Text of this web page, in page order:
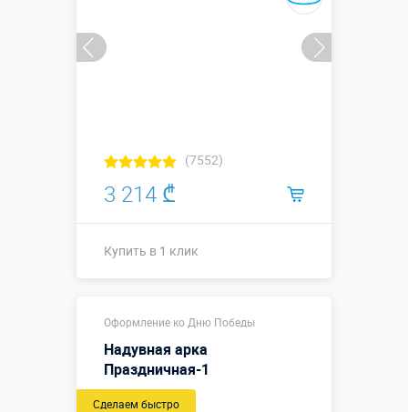
(7552)
3 214 ₾
Купить в 1 клик
Оформление ко Дню Победы
Надувная арка
Праздничная-1
Сделаем быстро